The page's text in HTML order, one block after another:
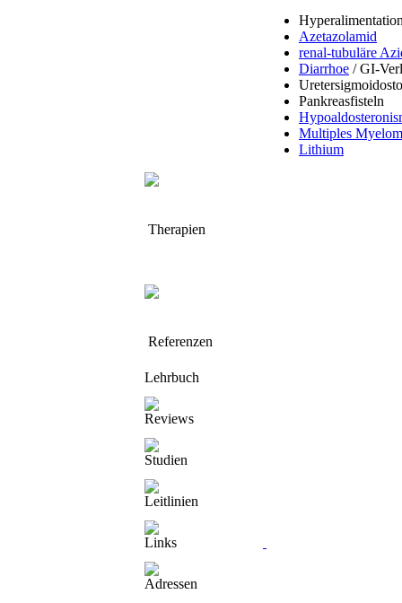
Azetazolamid
renal-tubuläre
Diarrhoe / GI-
Pankreasfisteln
Multiples Myelom
Lithium
Therapien
Referenzen
Lehrbuch
Reviews
Studien
Leitlinien
Links
Adressen